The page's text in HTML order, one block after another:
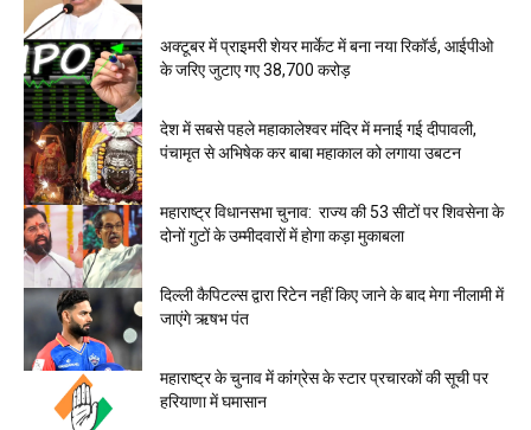
अक्टूबर में प्राइमरी शेयर मार्केट में बना नया रिकॉर्ड, आईपीओ
के जरिए जुटाए गए 38,700 करोड़
देश में सबसे पहले महाकालेश्वर मंदिर में मनाई गई दीपावली,
पंचामृत से अभिषेक कर बाबा महाकाल को लगाया उबटन
महाराष्ट्र विधानसभा चुनाव: राज्य की 53 सीटों पर शिवसेना के
दोनों गुटों के उम्मीदवाराें में हाेगा कड़ा मुकाबला
दिल्ली कैपिटल्स द्वारा रिटेन नहीं किए जाने के बाद मेगा नीलामी में
जाएंगे ऋषभ पंत
महाराष्ट्र के चुनाव में कांग्रेस के स्टार प्रचारकों की सूची पर
हरियाणा में घमासान